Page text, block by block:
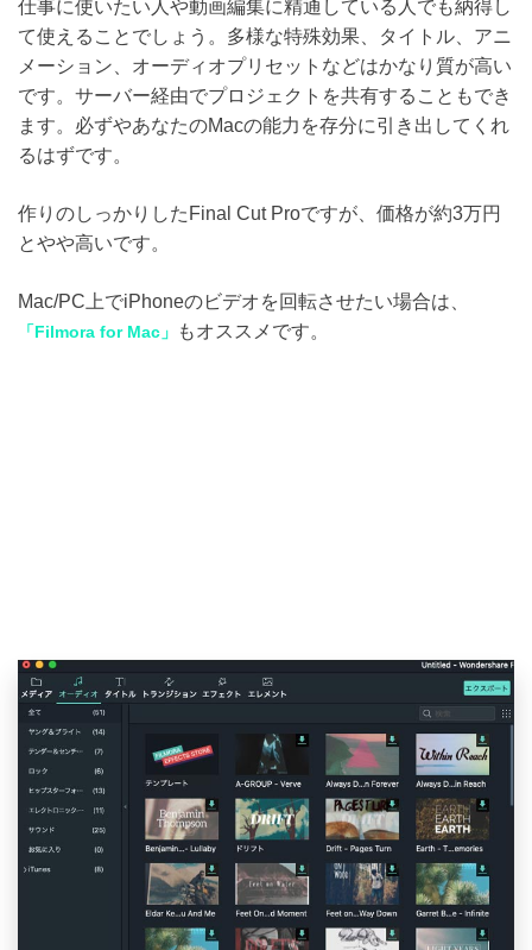
仕事に使いたい人や動画編集に精通している人でも納得し
て使えることでしょう。多様な特殊効果、タイトル、アニ
メーション、オーディオプリセットなどはかなり質が高い
です。サーバー経由でプロジェクトを共有することもでき
ます。必ずやあなたのMacの能力を存分に引き出してくれ
るはずです。
作りのしっかりしたFinal Cut Proですが、価格が約3万円
とやや高いです。
Mac/PC上でiPhoneのビデオを回転させたい場合は、
「Filmora for Mac」 もオススメです。